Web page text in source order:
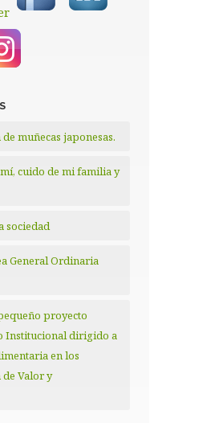
muñecas japonesas.
cuido de mi familia y
sociedad
General Ordinaria
proyecto
Institucional dirigido a
en los
Valor y